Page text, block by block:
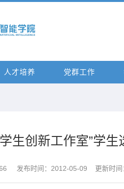
人才培养 党群工作
生创新工作室”学生
发布时间：2012-05-09 更新时间